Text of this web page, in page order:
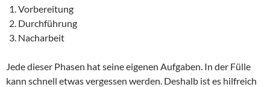
Vorbereitung
Durchführung
Nacharbeit
Jede dieser Phasen hat seine eigenen Aufgaben. In der Fülle
kann schnell etwas vergessen werden. Deshalb ist es hilfreich